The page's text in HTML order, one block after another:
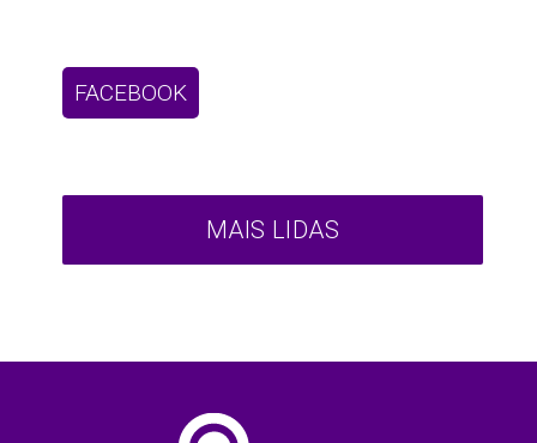
FACEBOOK
MAIS LIDAS